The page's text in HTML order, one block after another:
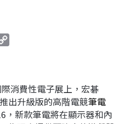
L
i
n
消費性電子展上，宏碁
出升級版的高階電競筆電
，新款筆電將在顯示器和內